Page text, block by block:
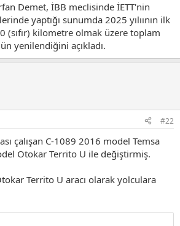
Demet, İBB meclisinde İETT'nin
yaptığı sunumda 2025 yılıının ilk
(sıfır) kilometre olmak üzere toplam
yenilendiğini açıkladı.
#22
çalışan C-1089 2016 model Temsa
Otokar Territo U ile değiştirmiş.
Territo U aracı olarak yolculara